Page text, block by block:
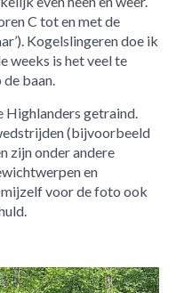
C tot en met de
Kogelslingeren doe ik
weeks is het veel te
baan.
Highlanders getraind.
(bijvoorbeeld
zijn onder andere
en
voor de foto ook